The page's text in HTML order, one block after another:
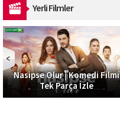
Yerli Filmler
Nasipse Olur | Komedi Filmi
Tek Parça İzle